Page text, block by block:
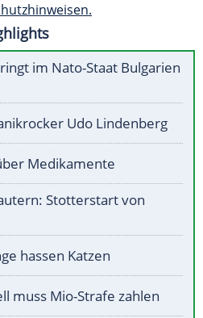
im Nato-Staat Bulgarien
Udo Lindenberg
Medikamente
Stotterstart von
hassen Katzen
muss Mio-Strafe zahlen